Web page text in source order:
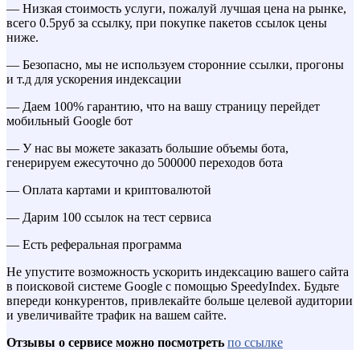
— Низкая стоимость услуги, пожалуй лучшая цена на рынке,
всего 0.5руб за ссылку, при покупке пакетов ссылок цены
ниже.
— Безопасно, мы не используем сторонние ссылки, прогоны
и т.д для ускорения индексации
— Даем 100% гарантию, что на вашу страницу перейдет
мобильный Google бот
— У нас вы можете заказать большие объемы бота,
генерируем ежесуточно до 500000 переходов бота
— Оплата картами и криптовалютой
— Дарим 100 ссылок на тест сервиса
— Есть реферальная программа
Не упустите возможность ускорить индексацию вашего сайта
в поисковой системе Google с помощью SpeedyIndex. Будьте
впереди конкурентов, привлекайте больше целевой аудитории
и увеличивайте трафик на вашем сайте.
Отзывы о сервисе можно посмотреть по ссылке